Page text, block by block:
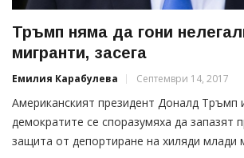
Тръмп няма да гони
мигранти, засега
Емилия Карабулева Септември 14, 2017
Американският президент Доналд Тръмп
демократите се споразумяха да запазят
защита от депортиране на хиляди млади